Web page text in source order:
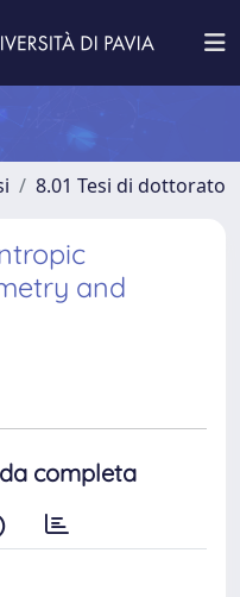
8.01 Tesi di dottorato
and
completa